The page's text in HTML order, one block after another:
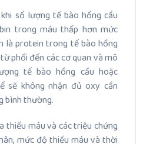
số lượng tế bào hồng cầu
trong máu thấp hơn mức
là protein trong tế bào hồng
phổi đến các cơ quan và mô
tế bào hồng cầu hoặc
sẽ không nhận đủ oxy cần
bình thường.
thiếu máu và các triệu chứng
mức độ thiếu máu và thời